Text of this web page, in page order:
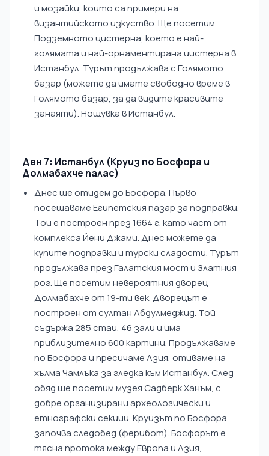
и мозайки, които са примери на
византийското изкуство. Ще посетим
Подземното цистерна, което е най-
голямата и най-орнаментирана цистерна в
Истанбул. Турът продължава с Голямото
базар (можете да имате свободно време в
Голямото базар, за да видите красивите
занаяти). Нощувка в Истанбул.
Ден 7: Истанбул (Круиз по Босфора и
Долмабахче палас)
Днес ще отидем до Босфора. Първо
посещаваме Египетския пазар за подправки.
Той е построен през 1664 г. като част от
комплекса Йени Джами. Днес можете да
купите подправки и турски сладости. Турът
продължава през Галатския мост и Златния
рог. Ще посетим невероятния дворец
Долмабахче от 19-ти век. Дворецът е
построен от султан Абдулмеджид. Той
съдържа 285 стаи, 46 зали и има
приблизително 600 картини. Продължаваме
по Босфора и пресичаме Азия, отиваме на
хълма Чамлъка за гледка към Истанбул. След
обяд ще посетим музея Садберк Ханъм, с
добре организирани археологически и
етнографски секции. Круизът по Босфора
започва следобед (ферибот). Босфорът е
тясна протока между Европа и Азия,